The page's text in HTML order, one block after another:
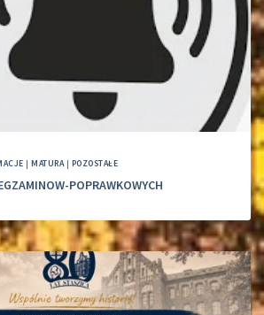
|MATURA| POZOSTAŁE
POPRAWKOWYCH